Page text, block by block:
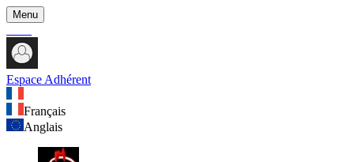
Menu
Espace Adhérent
Français
Anglais